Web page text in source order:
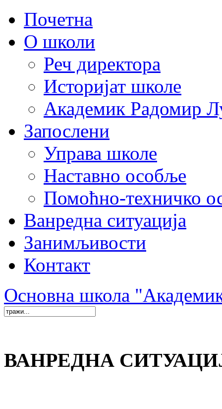
Почетна
О школи
Реч директора
Историјат школе
Академик Радомир
Запослени
Управа школе
Наставно особље
Помоћно-техничко
Ванредна ситуација
Занимљивости
Контакт
Основна школа
ВАНРЕДНА